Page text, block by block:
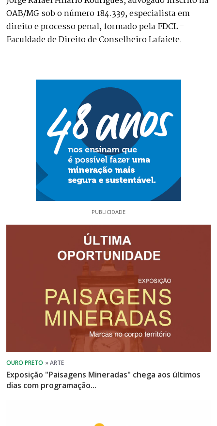
OAB/MG sob o número 184.339, especialista em
direito e processo penal, formado pela FDCL -
Faculdade de Direito de Conselheiro Lafaiete.
PUBLICIDADE
Exposição "Paisagens Mineradas" chega aos últimos
dias com programação...